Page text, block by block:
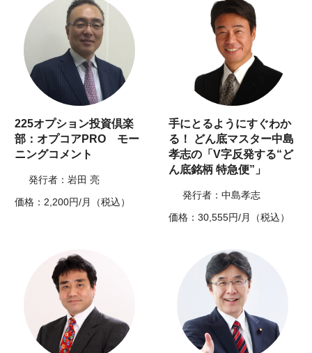
225オプション投資倶楽
部：オプコアPRO モー
ニングコメント
発行者：岩田 亮
価格：2,200円/月（税込）
手にとるようにすぐわか
る！ どん底マスター中島
孝志の「V字反発する“ど
ん底銘柄 特急便”」
発行者：中島孝志
価格：30,555円/月（税込）